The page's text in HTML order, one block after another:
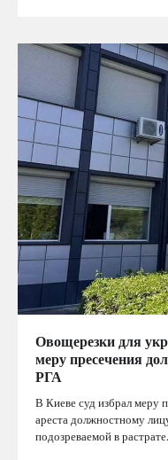
Овощерезки для
меру пресечения
РГА
В Киеве суд избрал меру
ареста должностному
подозреваемой в